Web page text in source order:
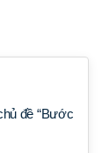
đề “Bước